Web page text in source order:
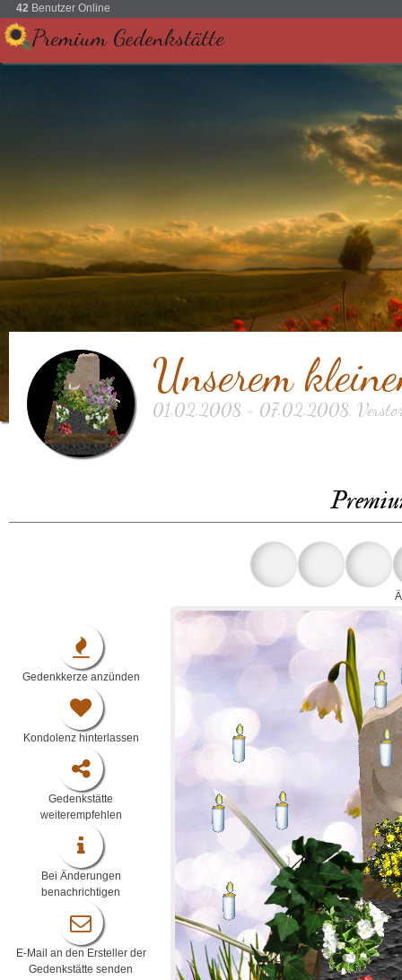
42 Benutzer Online
Premium Gedenkstätte
Unserem
01.02.2008 - 07.02.2008,
Gedenkkerze anzünden
Kondolenz hinterlassen
Gedenkstätte
weiterempfehlen
Bei Änderungen
benachrichtigen
E-Mail an den Ersteller der
Gedenkstätte senden